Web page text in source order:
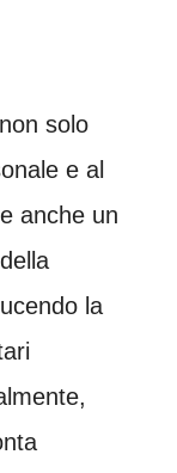
non solo
e al
anche un
la